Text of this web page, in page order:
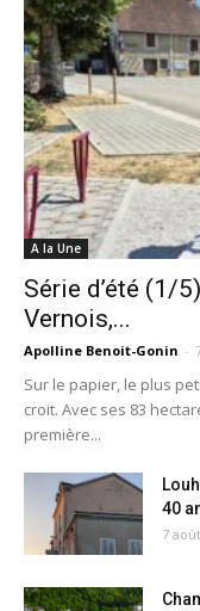
A la Une
Série d’été (1/
Vernois,...
Apolline Benoit-Gonin -
Sur le papier, le plus
croit. Avec ses 83
première...
40
7